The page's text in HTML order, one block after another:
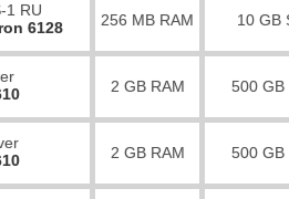
1 RU
6128
256 MB RAM 10 GB
2 GB RAM 500 GB
2 GB RAM 500 GB